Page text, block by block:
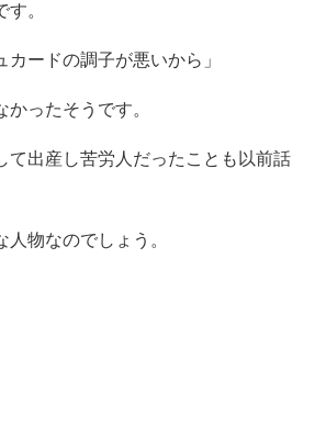
。
ードの調子が悪いから」
ったそうです。
て出産し苦労人だったことも以前話
物なのでしょう。